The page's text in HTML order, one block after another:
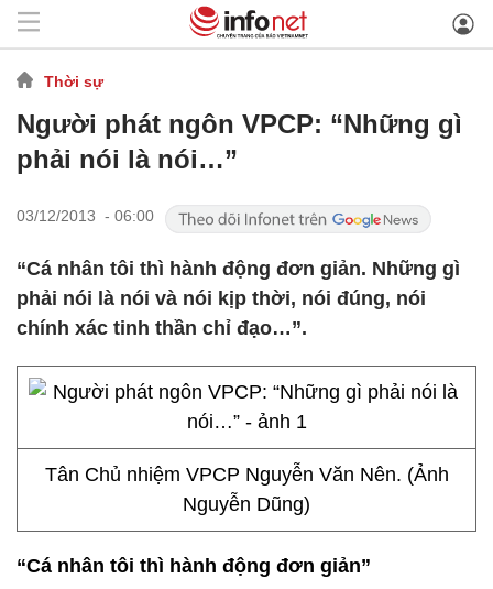
Thời sự
Người phát ngôn VPCP: “Những gì
phải nói là nói…”
03/12/2013 - 06:00
“Cá nhân tôi thì hành động đơn giản. Những gì
phải nói là nói và nói kịp thời, nói đúng, nói
chính xác tinh thần chỉ đạo…”.
Tân Chủ nhiệm VPCP Nguyễn Văn Nên. (Ảnh
Nguyễn Dũng)
“Cá nhân tôi thì hành động đơn giản”